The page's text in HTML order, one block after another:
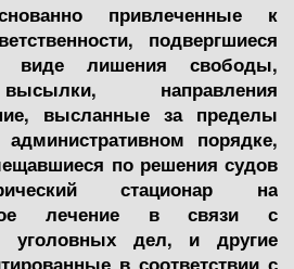
привлеченные к
подвергшиеся
виде лишения свободы,
направления
высланные за пределы
порядке,
по решения судов
й стационар на
лечение в связи с
уголовных дел, и другие